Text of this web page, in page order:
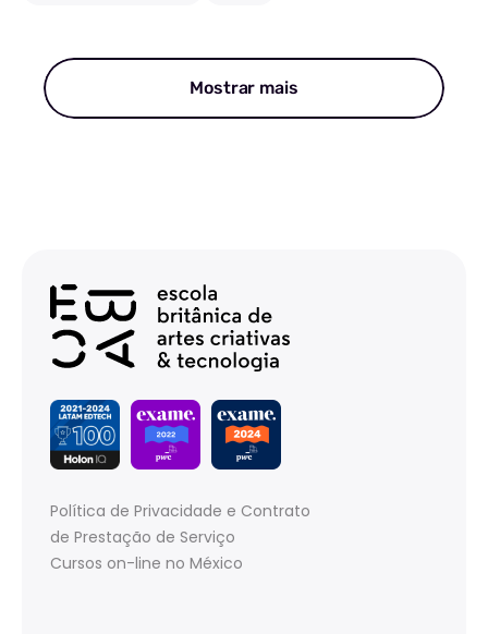
Mostrar mais
Política de Privacidade e Contrato
de Prestação de Serviço
Cursos on-line no México